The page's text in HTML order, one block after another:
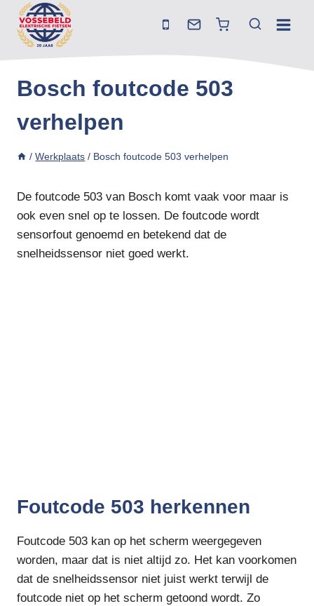
Doorgaan
naar
inhoud
Bosch foutcode 503
verhelpen
/ Werkplaats / Bosch foutcode 503 verhelpen
De foutcode 503 van Bosch komt vaak voor maar is
ook even snel op te lossen. De foutcode wordt
sensorfout genoemd en betekend dat de
snelheidssensor niet goed werkt.
Foutcode 503 herkennen
Foutcode 503 kan op het scherm weergegeven
worden, maar dat is niet altijd zo. Het kan voorkomen
dat de snelheidssensor niet juist werkt terwijl de
foutcode niet op het scherm getoond wordt. Zo